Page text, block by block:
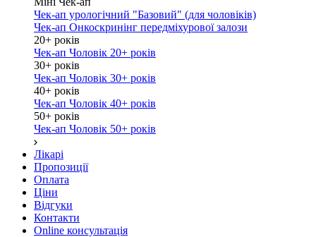
Чек-ап урологічний "Базовий" (для чоловіків)
Чек-ап Онкоскринінг передміхурової залози
20+ років
Чек-ап Чоловік 20+ років
30+ років
Чек-ап Чоловік 30+ років
40+ років
Чек-ап Чоловік 40+ років
50+ років
Чек-ап Чоловік 50+ років
Лікарі
Пропозиції
Оплата
Ціни
Відгуки
Контакти
Online консультація